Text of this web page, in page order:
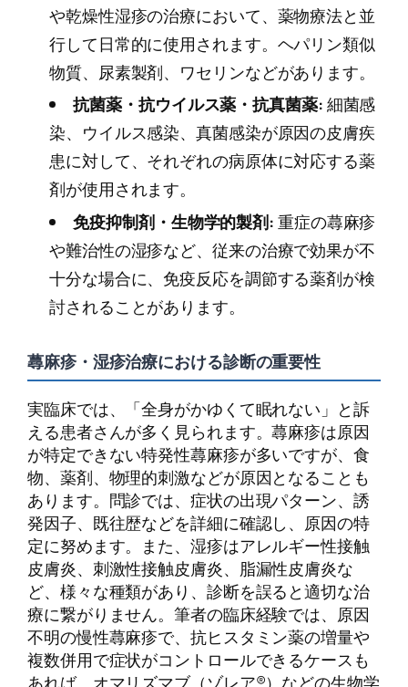
や乾燥性湿疹の治療において、薬物療法と並
行して日常的に使用されます。ヘパリン類似
物質、尿素製剤、ワセリンなどがあります。
抗菌薬・抗ウイルス薬・抗真菌薬:細菌感
染、ウイルス感染、真菌感染が原因の皮膚疾
患に対して、それぞれの病原体に対応する薬
剤が使用されます。
免疫抑制剤・生物学的製剤:重症の蕁麻疹
や難治性の湿疹など、従来の治療で効果が不
十分な場合に、免疫反応を調節する薬剤が検
討されることがあります。
蕁麻疹・湿疹治療における診断の重要性
実臨床では、「全身がかゆくて眠れない」と訴
える患者さんが多く見られます。蕁麻疹は原因
が特定できない特発性蕁麻疹が多いですが、食
物、薬剤、物理的刺激などが原因となることも
あります。問診では、症状の出現パターン、誘
発因子、既往歴などを詳細に確認し、原因の特
定に努めます。また、湿疹はアレルギー性接触
皮膚炎、刺激性接触皮膚炎、脂漏性皮膚炎な
ど、様々な種類があり、診断を誤ると適切な治
療に繋がりません。筆者の臨床経験では、原因
不明の慢性蕁麻疹で、抗ヒスタミン薬の増量や
複数併用で症状がコントロールできるケースも